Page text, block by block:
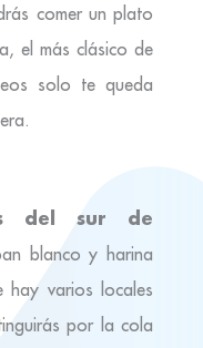
comer un plato
el más clásico de
solo te queda
del sur de
blanco y harina
varios locales
por la cola